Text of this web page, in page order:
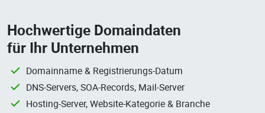
Hochwertige Domaindaten
für Ihr Unternehmen
Domainname & Registrierungs-Datum
DNS-Servers, SOA-Records, Mail-Server
Hosting-Server, Website-Kategorie & Branche